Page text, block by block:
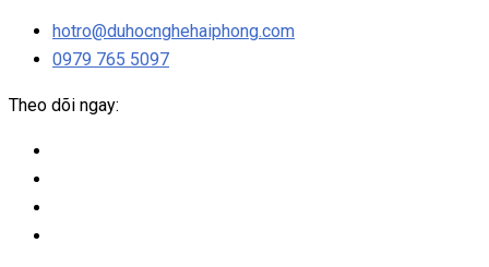
hotro@duhocnghehaiphong.com
0979 765 5097
Theo dõi ngay: